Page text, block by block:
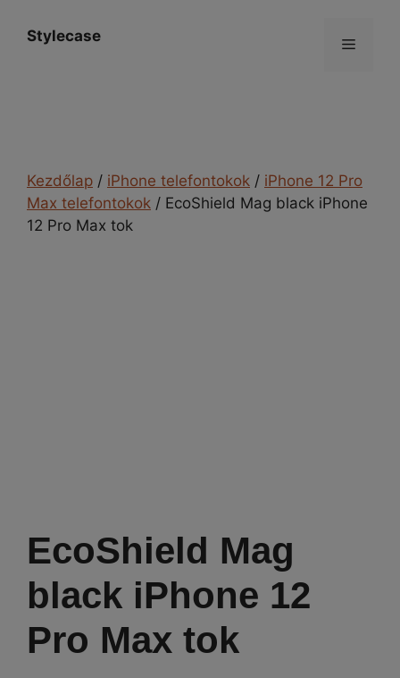
Stylecase Menü
Kezdőlap / iPhone telefontokok / iPhone 12 Pro
Max telefontokok / EcoShield Mag black iPhone
12 Pro Max tok
EcoShield Mag
black iPhone 12
Pro Max tok